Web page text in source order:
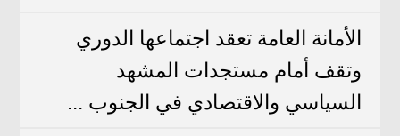
الأمانة العامة تعقد اجتماعها الدوري
وتقف أمام مستجدات المشهد
السياسي والاقتصادي في الجنوب ...